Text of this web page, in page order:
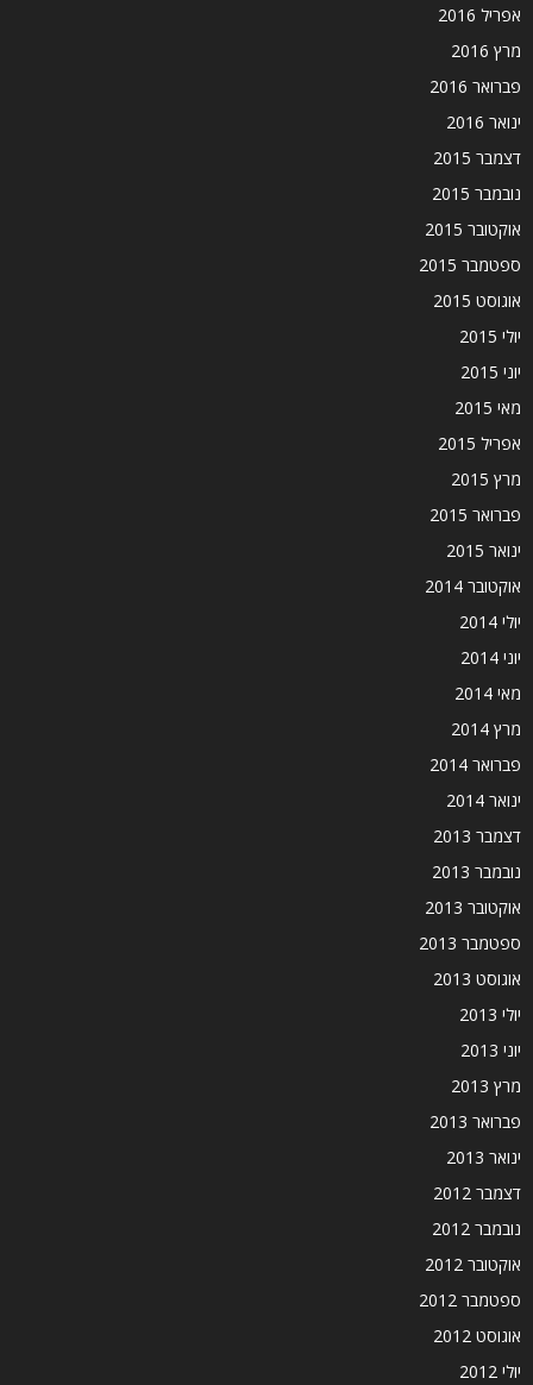
אפריל 2016
מרץ 2016
פברואר 2016
ינואר 2016
דצמבר 2015
נובמבר 2015
אוקטובר 2015
ספטמבר 2015
אוגוסט 2015
יולי 2015
יוני 2015
מאי 2015
אפריל 2015
מרץ 2015
פברואר 2015
ינואר 2015
אוקטובר 2014
יולי 2014
יוני 2014
מאי 2014
מרץ 2014
פברואר 2014
ינואר 2014
דצמבר 2013
נובמבר 2013
אוקטובר 2013
ספטמבר 2013
אוגוסט 2013
יולי 2013
יוני 2013
מרץ 2013
פברואר 2013
ינואר 2013
דצמבר 2012
נובמבר 2012
אוקטובר 2012
ספטמבר 2012
אוגוסט 2012
יולי 2012